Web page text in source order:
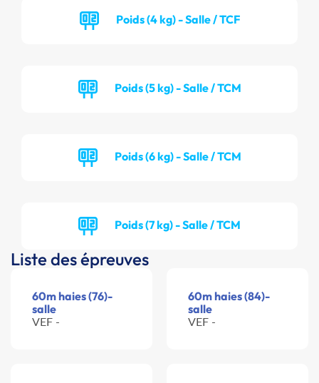
Poids (4 kg) - Salle / TCF
Poids (5 kg) - Salle / TCM
Poids (6 kg) - Salle / TCM
Poids (7 kg) - Salle / TCM
Liste des épreuves
60m haies (76)-
salle
VEF -
60m haies (84)-
salle
VEF -